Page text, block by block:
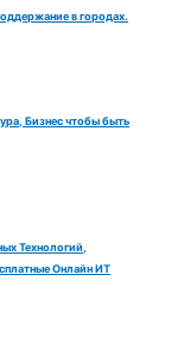
в городах.
Бизнес чтобы быть
Технологий,
Онлайн ИТ